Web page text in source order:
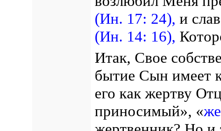
(Ин. 17: 24), и
(Ин. 14: 16),
Итак, Свое
бытие Сын имеет
его как жертву
приносимый», «